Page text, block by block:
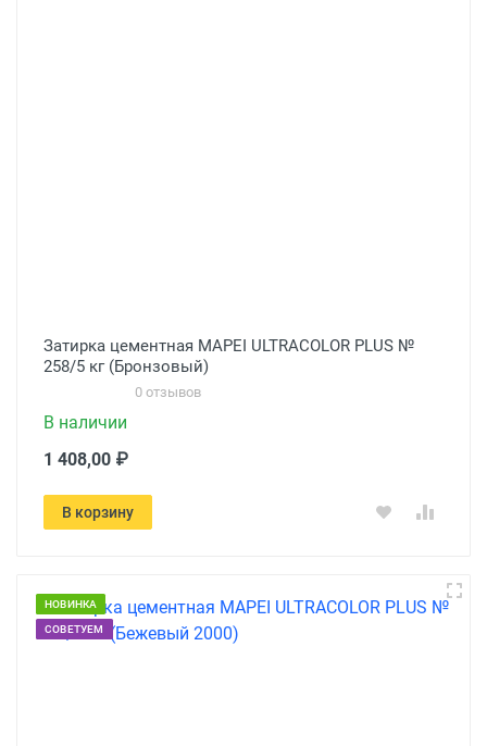
Затирка цементная MAPEI ULTRACOLOR PLUS №
258/5 кг (Бронзовый)
0 отзывов
В наличии
1 408,00 ₽
В корзину
НОВИНКА
СОВЕТУЕМ